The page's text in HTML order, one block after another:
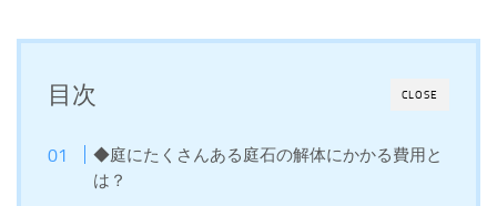
CLOSE
目次
◆庭にたくさんある庭石の解体にかかる費用と
は？